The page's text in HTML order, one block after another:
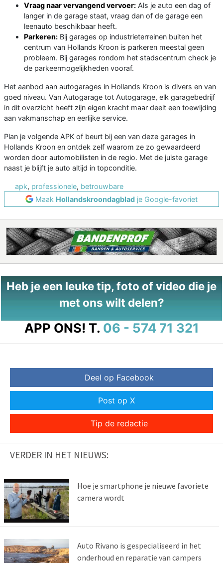
Vraag naar vervangend vervoer: Als je auto een dag of
langer in de garage staat, vraag dan of de garage een
leenauto beschikbaar heeft.
Parkeren: Bij garages op industrieterreinen buiten het
centrum van Hollands Kroon is parkeren meestal geen
probleem. Bij garages rondom het stadscentrum check je
de parkeermogelijkheden vooraf.
Het aanbod aan autogarages in Hollands Kroon is divers en van
goed niveau. Van Autogarage tot Autogarage, elk garagebedrijf
in dit overzicht heeft zijn eigen kracht maar deelt een toewijding
aan vakmanschap en eerlijke service.
Plan je volgende APK of beurt bij een van deze garages in
Hollands Kroon en ontdek zelf waarom ze zo gewaardeerd
worden door automobilisten in de regio. Met de juiste garage
naast je blijft je auto altijd in topconditie.
apk, professionele, betrouwbare
Maak Hollandskroondagblad je Google-favoriet
Heb je een leuke tip, foto of video die je
met ons wilt delen?
APP ONS! T. 06 - 574 71 321
Deel op Facebook
Post op X
Tip de redactie
VERDER IN HET NIEUWS:
Hoe je smartphone je nieuwe favoriete
camera wordt
Auto Rivano is gespecialiseerd in het
onderhoud en reparatie van campers